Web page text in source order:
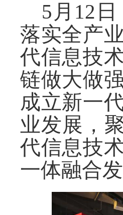
5月12
落实全产
代信息技
链做大做
成立新一
业发展，
代信息技
一体融合